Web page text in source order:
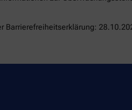
Barrierefreiheitserklärung: